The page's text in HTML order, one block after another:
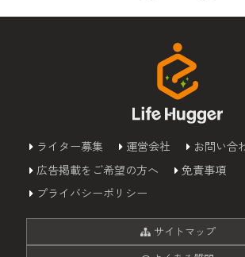
ライター募集 運営会社
お問い合
広告掲載をご希望の方へ
免責事項
プライバシーポリシー
サイトマップ